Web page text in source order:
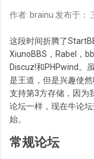
作者: brainu 发布于：
这段时间折腾了
XiunoBBS，Rabel，
Discuz!和PHPwind。
是王道，但是兴趣使
支持第3方存储，因为
论坛一样，现在牛论
始。
常规论坛